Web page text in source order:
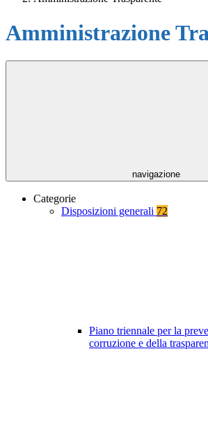
Amministrazione
navigazione
Categorie
Disposizioni generali 72
Piano triennale per la
corruzione e della